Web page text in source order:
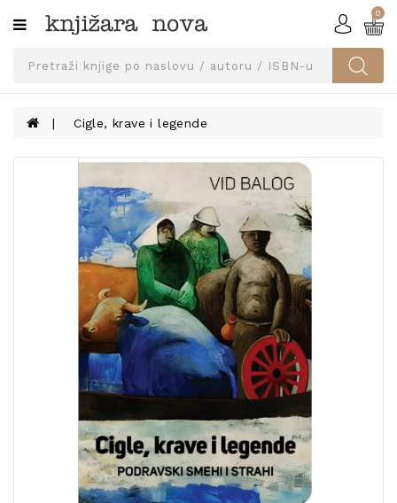
Kategorije
SVEUČILIŠNA
UDŽBENICI
KNJIGE
PRIBOR
0
Cigle, krave i legende